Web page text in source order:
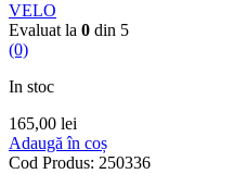
VELO
Evaluat la 0 din 5
(0)
In stoc
165,00 lei
Adaugă în coș
Cod Produs: 250336